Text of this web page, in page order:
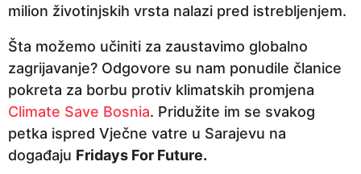
e
7
g
o
d
i
n
a
milion životinjskih vrsta nalazi pred istrebljenjem.
Šta možemo učiniti za zaustavimo globalno
zagrijavanje? Odgovore su nam ponudile članice
pokreta za borbu protiv klimatskih promjena
Climate Save Bosnia. Pridužite im se svakog
petka ispred Vječne vatre u Sarajevu na
događaju Fridays For Future.